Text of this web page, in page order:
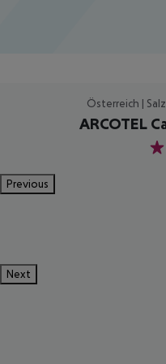
Österreich |
ARCOTEL
4
Previous
Next